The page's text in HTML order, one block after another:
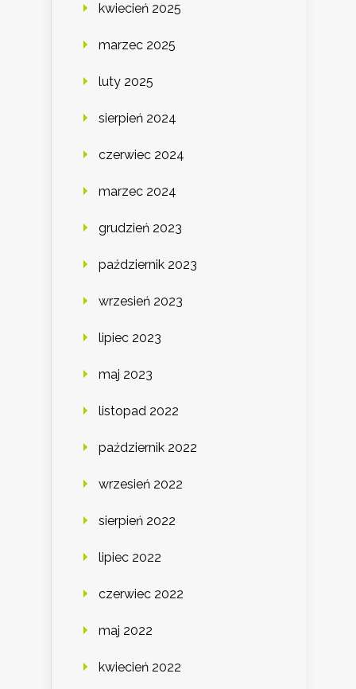
kwiecień 2025
marzec 2025
luty 2025
sierpień 2024
czerwiec 2024
marzec 2024
grudzień 2023
październik 2023
wrzesień 2023
lipiec 2023
maj 2023
listopad 2022
październik 2022
wrzesień 2022
sierpień 2022
lipiec 2022
czerwiec 2022
maj 2022
kwiecień 2022